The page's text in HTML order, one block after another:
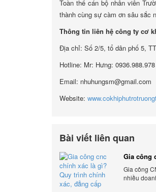
Toàn thể cán bộ nhân viên
thành cùng sự càm ơn sâu sắc
Thông tin liên hệ công ty cơ
Địa chỉ: Số 2/5, tổ dân phố 5,
Hotline: Mr: Hưng:
Email: nhuhungsm@gmail.com
Website:
Bài viết liên quan
Gia công
chính
Gia công
nhiều